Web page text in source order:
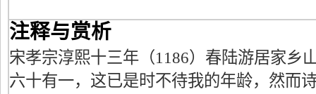
注释与赏析
宋孝宗淳熙十三年（1186）春陆游居家乡
六十有一，这已是时不待我的年龄，然而